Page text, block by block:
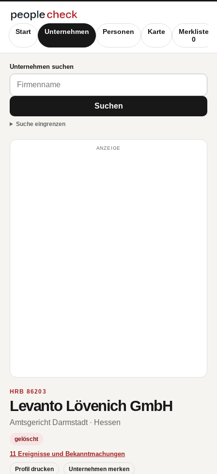
Start Unternehmen Personen Karte
Merkliste
0
Unternehmen suchen
Suchen
Suche eingrenzen
ANZEIGE
HRB 86203
Levanto Lövenich GmbH
Amtsgericht Darmstadt · Hessen
gelöscht
11 Ereignisse und Bekanntmachungen
Profil drucken Unternehmen merken